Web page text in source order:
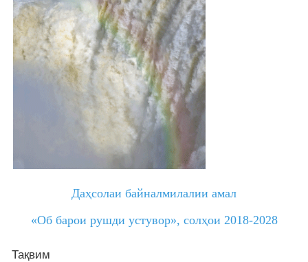
Даҳсолаи байналмилалии амал
«Об барои рушди устувор», солҳои 2018-2028
Тақвим